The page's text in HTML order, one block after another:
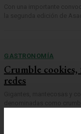
GASTRONOMÍA
Crumble
redes